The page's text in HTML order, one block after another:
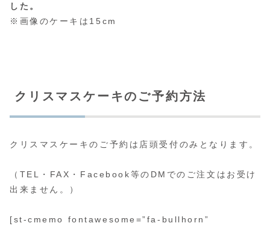
した。
※画像のケーキは15cm
クリスマスケーキのご予約方法
クリスマスケーキのご予約は店頭受付のみ となります。
（TEL・FAX・Facebook等のDMでのご注文はお受け
出来ません。）
[st-cmemo fontawesome=”fa-bullhorn”